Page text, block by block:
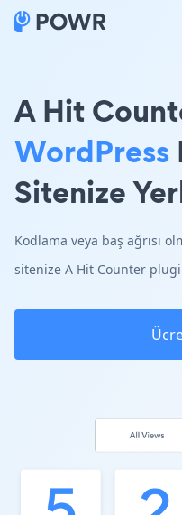
A Hit
WordPress
Sitenize
Kodlama veya baş ağrısı
sitenize A Hit Counter